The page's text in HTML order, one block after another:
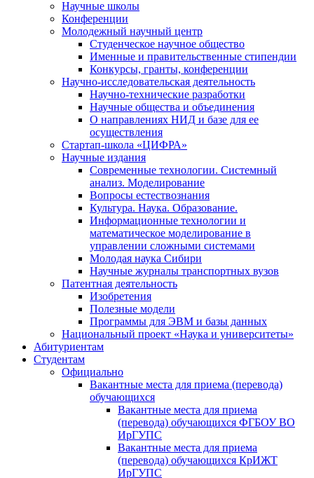
Научные школы
Конференции
Молодежный научный центр
Студенческое научное общество
Именные и правительственные стипендии
Конкурсы, гранты, конференции
Научно-исследовательская деятельность
Научно-технические разработки
Научные общества и объединения
О направлениях НИД и базе для ее
осуществления
Стартап-школа «ЦИФРА»
Научные издания
Современные технологии. Системный
анализ. Моделирование
Вопросы естествознания
Культура. Наука. Образование.
Информационные технологии и
математическое моделирование в
управлении сложными системами
Молодая наука Сибири
Научные журналы транспортных вузов
Патентная деятельность
Изобретения
Полезные модели
Программы для ЭВМ и базы данных
Национальный проект «Наука и университеты»
Абитуриентам
Студентам
Официально
Вакантные места для приема (перевода)
обучающихся
Вакантные места для приема
(перевода) обучающихся ФГБОУ ВО
ИрГУПС
Вакантные места для приема
(перевода) обучающихся КрИЖТ
ИрГУПС